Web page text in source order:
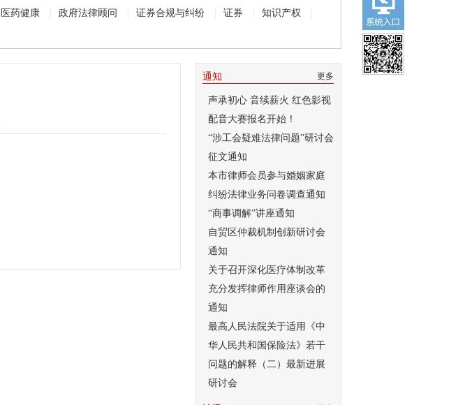
医药健康 政府法律顾问 证券合规与纠纷 证券 知识产权
更多
通知
声承初心 音续薪火 红色影视
配音大赛报名开始！
“涉工会疑难法律问题”研讨会
征文通知
本市律师会员参与婚姻家庭
纠纷法律业务问卷调查通知
“商事调解”讲座通知
自贸区仲裁机制创新研讨会
通知
关于召开深化医疗体制改革
充分发挥律师作用座谈会的
通知
最高人民法院关于适用《中
华人民共和国保险法》若干
问题的解释（二）最新进展
研讨会